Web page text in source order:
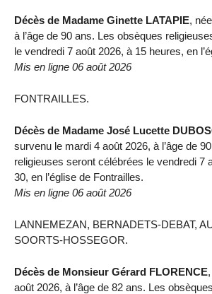
Décès de Madame Ginette LATAPIE,
à l’âge de 90 ans. Les obsèques
le vendredi 7 août 2026, à 15 heures, en
Mis en ligne 06 août 2026
FONTRAILLES.
Décès de Madame José Lucette
survenu le mardi 4 août 2026, à l’âge de
religieuses seront célébrées le vendredi 7
30, en l’église de Fontrailles.
Mis en ligne 06 août 2026
LANNEMEZAN, BERNADETS-DEBAT,
SOORTS-HOSSEGOR.
Décès de Monsieur Gérard FLORENCE
août 2026, à l’âge de 82 ans. Les